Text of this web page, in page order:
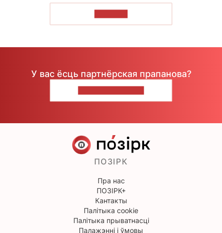
У вас ёсць партнёрская прапанова?
ПОЗІРК
Пра нас
ПОЗІРК+
Кантакты
Палітыка cookie
Палітыка прыватнасці
Палажэнні і ўмовы